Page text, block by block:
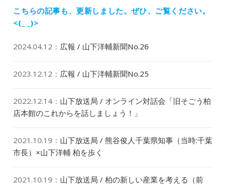
ン
稿:
こちらの記事も、更新しました。ぜひ、ご覧ください。
<(_ _)>
2024.04.12 ： 広報 / 山下洋輔新聞No.26
2023.12.12 ： 広報 / 山下洋輔新聞No.25
2022.12.14 ： 山下放送局 / オンライン対話会「旧そごう柏
店本館のこれからを話しましょう！」
2021.10.19 ： 山下放送局 / 熊谷俊人千葉県知事（当時:千葉
市長）×山下洋輔 柏を歩く
2021.10.19 ： 山下放送局 / 柏の新しい産業を考える（前